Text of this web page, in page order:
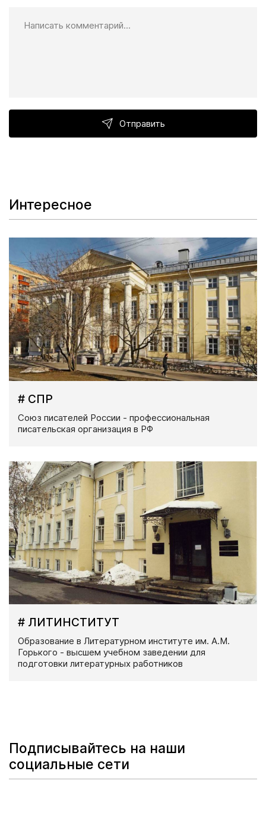
Отправить
Интересное
# СПР
Союз писателей России - профессиональная
писательская организация в РФ
# ЛИТИНСТИТУТ
Образование в Литературном институте им. А.М.
Горького - высшем учебном заведении для
подготовки литературных работников
Подписывайтесь на наши
социальные сети